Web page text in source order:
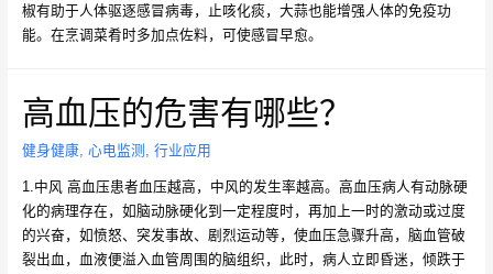
椒有助于人体驱逐感冒病毒，止咳化痰，大蒜也能增强人体的免疫功
能。在烹调菜肴时多加点佐料，可使感冒早愈。
高血压的危害有哪些？
健身健康, 心电监测 , 行业应用
1.中风 高血压患者血压越高，中风的发生率越高。高血压病人有动脉硬
化的病理存在，如脑动脉硬化到一定程度时，再加上一时的激动或过度
的兴奋，如愤怒、突发事故、剧烈运动等，使血压急骤升高，脑血管破
裂出血，血液便溢入血管周围的脑组织，此时，病人立即昏迷，倾跌于